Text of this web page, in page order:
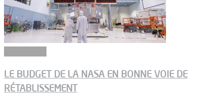
LE BUDGET DE LA NASA EN BONNE VOIE DE
RÉTABLISSEMENT